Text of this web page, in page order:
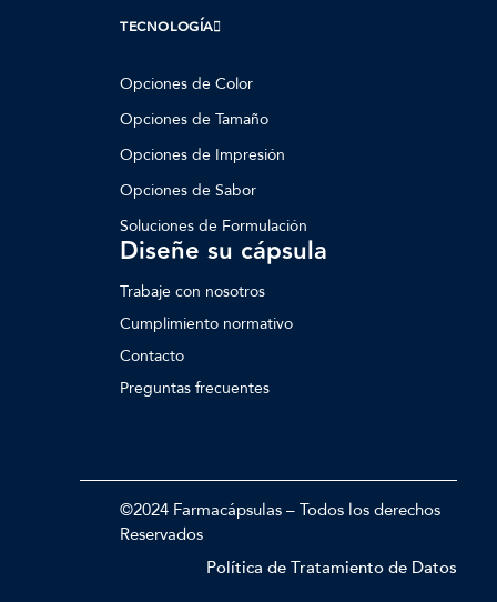
TECNOLOGÍA
Opciones de Color
Opciones de Tamaño
Opciones de Impresión
Opciones de Sabor
Soluciones de Formulación
Diseñe su cápsula
Trabaje con nosotros
Cumplimiento normativo
Contacto
Preguntas frecuentes
©2024 Farmacápsulas – Todos los derechos
Reservados
Política de Tratamiento de Datos